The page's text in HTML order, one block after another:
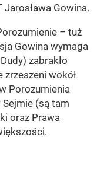
Jarosława Gowina.
– tuż
Gowina wymaga
zabrakło
zrzeszeni wokół
Porozumienia
(są tam
oraz Prawa